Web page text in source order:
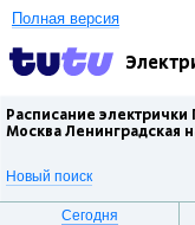
Полная версия
Расписание
Москва Ленинградская
Новый поиск
Сегодня